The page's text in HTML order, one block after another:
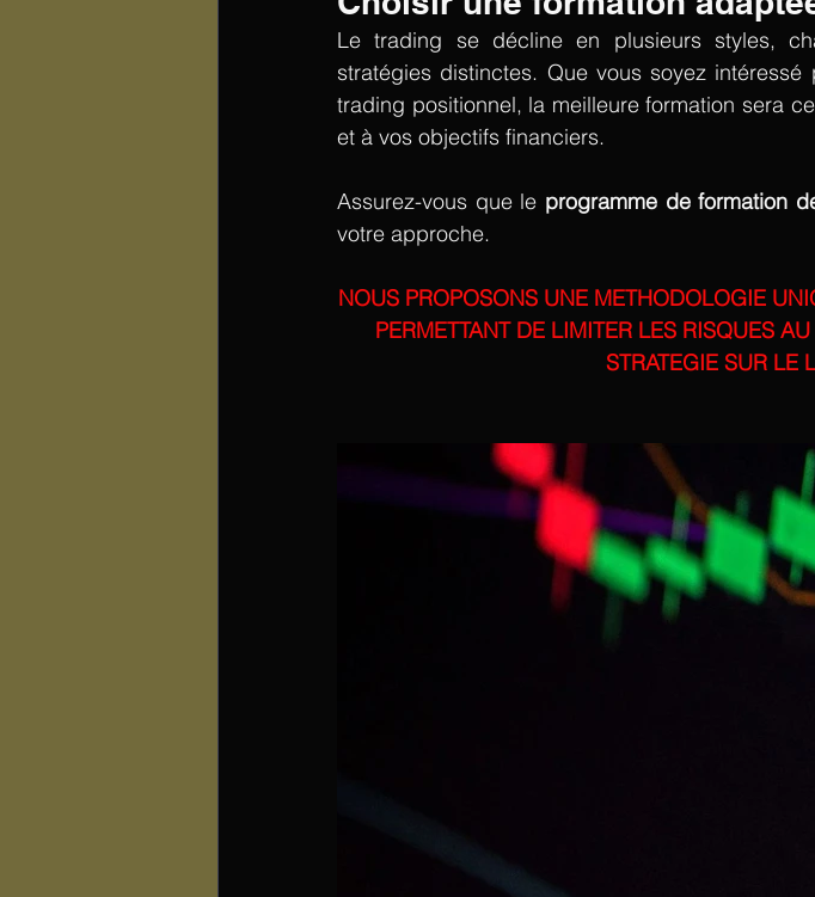
Le trading se décline en plusieurs styles,
stratégies distinctes. Que vous soyez
trading positionnel, la meilleure formation sera
et à vos objectifs financiers.
Assurez-vous que le programme de formation
votre approche.
NOUS PROPOSONS UNE METHODOLOGIE
PERMETTANT DE LIMITER LES RISQUES
STRATEGIE SUR LE